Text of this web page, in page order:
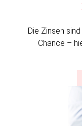
Die Zinsen
Chance –